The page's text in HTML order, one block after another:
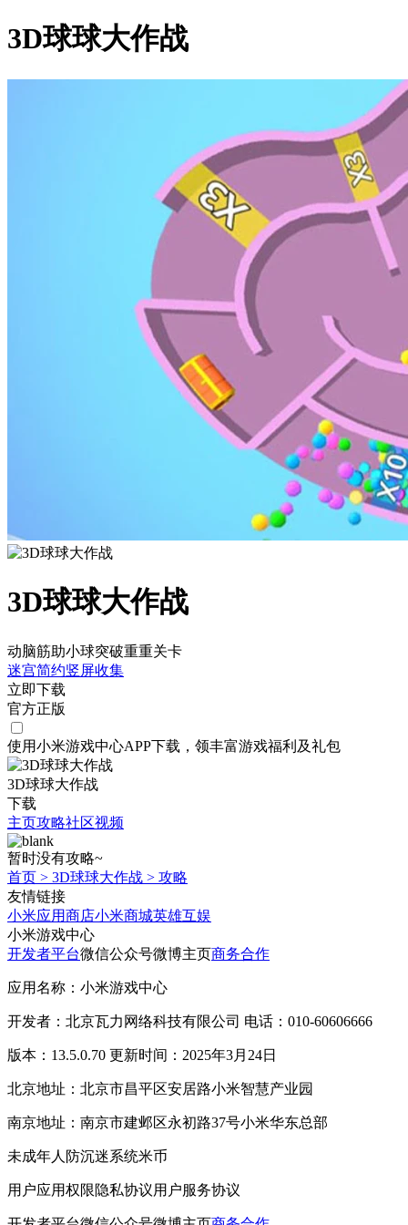
3D球球大作战
3D球球大作战
动脑筋助小球突破重重关卡
迷宫简约竖屏收集
立即下载
官方正版
使用小米游戏中心APP下载 ，领丰富游戏福利 及礼包
3D球球大作战
下载
主页攻略社区视频
暂时没有攻略~
首页 > 3D球球大作战 > 攻略
友情链接
小米应用商店小米商城英雄互娱
小米游戏中心
开发者平台微信公众号微博主页商务合作
应用名称：小米游戏中心
开发者：北京瓦力网络科技有限公司 电话：010-60606666
版本：13.5.0.70 更新时间：2025年3月24日
北京地址：北京市昌平区安居路小米智慧产业园
南京地址：南京市建邺区永初路37号小米华东总部
未成年人防沉迷系统米币
用户应用权限隐私协议用户服务协议